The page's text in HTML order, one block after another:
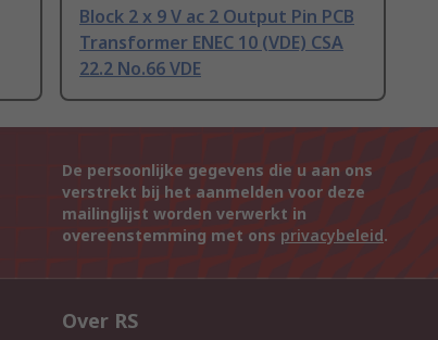
Block 2 x 9 V ac 2 Output Pin PCB
Transformer ENEC 10 (VDE) CSA
22.2 No.66 VDE
De persoonlijke gegevens die u aan ons
verstrekt bij het aanmelden voor deze
mailinglijst worden verwerkt in
overeenstemming met ons privacybeleid.
Over RS